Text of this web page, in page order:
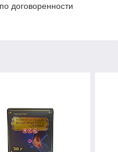
договоренности